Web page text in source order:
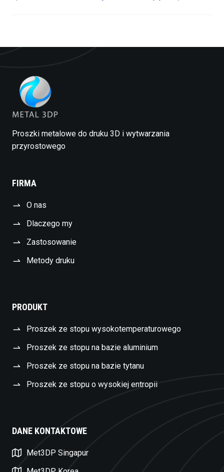
Proszki metalowe do druku 3D i wytwarzania
przyrostowego
FIRMA
O nas
Dlaczego my
Zastosowanie
Metody druku
PRODUKT
Proszek ze stopu wysokotemperaturowego
Proszek ze stopu na bazie aluminium
Proszek ze stopu na bazie tytanu
Proszek ze stopu o wysokiej entropii
DANE KONTAKTOWE
Met3DP Singapur